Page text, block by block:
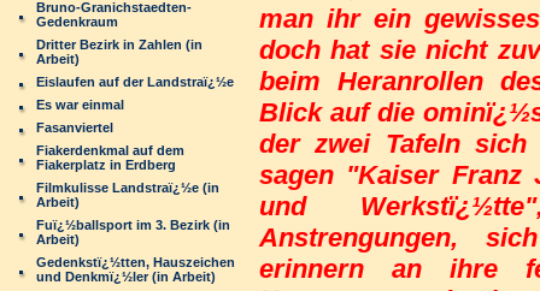
Bruno-Granichstaedten-
Gedenkraum
Dritter Bezirk in Zahlen (in
Arbeit)
Eislaufen auf der Landstraï¿½e
Es war einmal
Fasanviertel
Fiakerdenkmal auf dem
Fiakerplatz in Erdberg
Filmkulisse Landstraï¿½e (in
Arbeit)
Fuï¿½ballsport im 3. Bezirk (in
Arbeit)
Gedenkstï¿½tten, Hauszeichen
und Denkmï¿½ler (in Arbeit)
man ihr ein
doch hat sie nicht
beim Heranrollen
Blick auf die
der zwei Tafeln
sagen "Kaiser Franz
und
Anstrengungen,
erinnern an ihre